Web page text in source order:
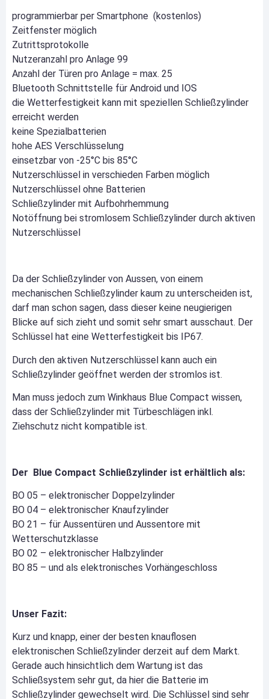
programmierbar per Smartphone (kostenlos)
Zeitfenster möglich
Zutrittsprotokolle
Nutzeranzahl pro Anlage 99
Anzahl der Türen pro Anlage = max. 25
Bluetooth Schnittstelle für Android und IOS
die Wetterfestigkeit kann mit speziellen Schließzylinder
erreicht werden
keine Spezialbatterien
hohe AES Verschlüsselung
einsetzbar von -25°C bis 85°C
Nutzerschlüssel in verschieden Farben möglich
Nutzerschlüssel ohne Batterien
Schließzylinder mit Aufbohrhemmung
Notöffnung bei stromlosem Schließzylinder durch aktiven
Nutzerschlüssel
Da der Schließzylinder von Aussen, von einem
mechanischen Schließzylinder kaum zu unterscheiden ist,
darf man schon sagen, dass dieser keine neugierigen
Blicke auf sich zieht und somit sehr smart ausschaut. Der
Schlüssel hat eine Wetterfestigkeit bis IP67.
Durch den aktiven Nutzerschlüssel kann auch ein
Schließzylinder geöffnet werden der stromlos ist.
Man muss jedoch zum Winkhaus Blue Compact wissen,
dass der Schließzylinder mit Türbeschlägen inkl.
Ziehschutz nicht kompatible ist.
Der Blue Compact Schließzylinder ist erhältlich als:
BO 05 – elektronischer Doppelzylinder
BO 04 – elektronischer Knaufzylinder
BO 21 – für Aussentüren und Aussentore mit
Wetterschutzklasse
BO 02 – elektronischer Halbzylinder
BO 85 – und als elektronisches Vorhängeschloss
Unser Fazit:
Kurz und knapp, einer der besten knauflosen
elektronischen Schließzylinder derzeit auf dem Markt.
Gerade auch hinsichtlich dem Wartung ist das
Schließsystem sehr gut, da hier die Batterie im
Schließzylinder gewechselt wird. Die Schlüssel sind sehr